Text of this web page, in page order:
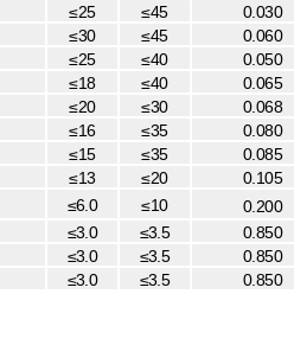
≤25 ≤45 0.030
≤30 ≤45 0.060
≤25 ≤40 0.050
≤18 ≤40 0.065
≤20 ≤30 0.068
≤16 ≤35 0.080
≤15 ≤35 0.085
≤13 ≤20 0.105
≤6.0 ≤10 0.200
≤3.0 ≤3.5 0.850
≤3.0 ≤3.5 0.850
≤3.0 ≤3.5 0.850